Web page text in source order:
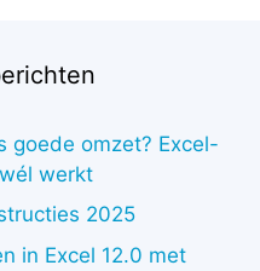
goede omzet? Excel-
werkt
2025
in Excel 12.0 met